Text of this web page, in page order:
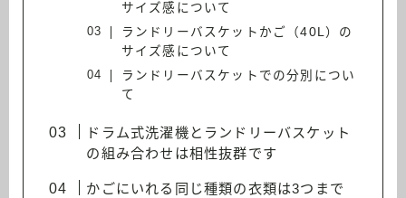
サイズ感について
ランドリーバスケットかご（40L）の
サイズ感について
ランドリーバスケットでの分別につい
て
ドラム式洗濯機とランドリーバスケット
の組み合わせは相性抜群です
かごにいれる同じ種類の衣類は3つまで